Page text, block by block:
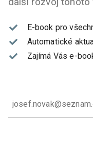
E-book pro
Automatické
Zajímá Vás e-